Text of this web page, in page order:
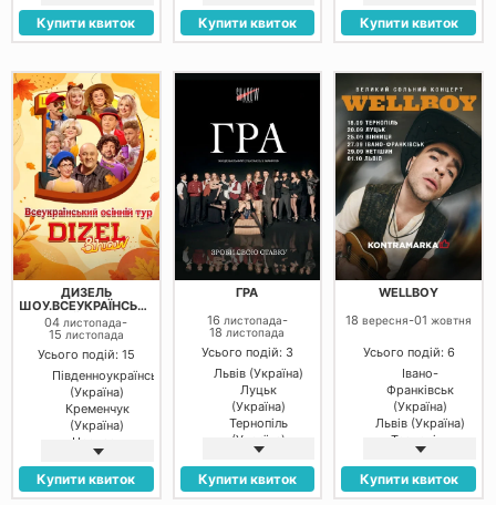
Купити квиток
(Україна)
Дніпро
Франківськ
(Україна)
Купити квиток
(Україна)
Дніпро
(Україна)
Ужгород
(Україна)
Івано-
Франківськ
(Україна)
Луцьк
(Україна)
Рівне (Україна)
Вінниця
(Україна)
Тернопіль
(Україна)
Долина
(Україна)
(Україна)
Житомир
(Україна)
Купити квиток
ДИЗЕЛЬ
ШОУ.ВСЕУКРАЇНСЬКИЙ
ОСІННІЙ ТУР 2026
04 листопада-
15 листопада
Усього подій: 15
Південноукраїнськ
(Україна)
Кременчук
(Україна)
Черкаси
(Україна)
Олександрія
(Україна)
Купити квиток
ГРА
16 листопада-
18 листопада
Усього подій: 3
Львів (Україна)
Луцьк
(Україна)
Тернопіль
(Україна)
Купити квиток
WELLBOY
18вересня-01жовтня
Усього подій: 6
Івано-
Франківськ
(Україна)
Львів (Україна)
Тернопіль
(Україна)
(Україна)
Купити квиток